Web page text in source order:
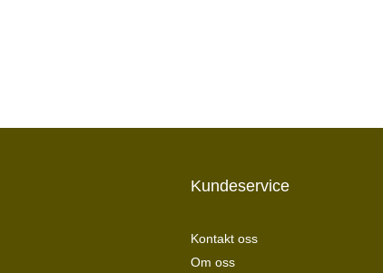
Kundeservice
Kontakt oss
Om oss